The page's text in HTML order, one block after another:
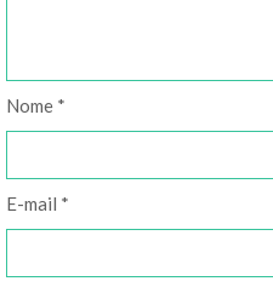
Nome *
E-mail *